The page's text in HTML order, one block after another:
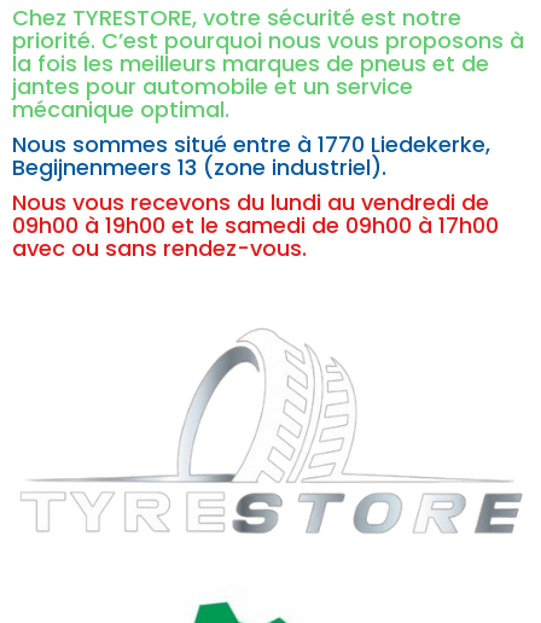
Chez TYRESTORE, votre sécurité est notre
priorité. C’est pourquoi nous vous proposons à
la fois les meilleurs marques de pneus et de
jantes pour automobile et un service
mécanique optimal.
Nous sommes situé entre à 1770 Liedekerke,
Begijnenmeers 13 (zone industriel).
Nous vous recevons du lundi au vendredi de
09h00 à 19h00 et le samedi de 09h00 à 17h00
avec ou sans rendez-vous.